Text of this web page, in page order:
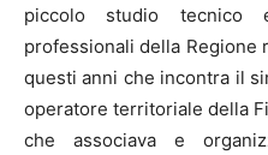
piccolo studio
professionali della Regione
questi anni che incontra il
operatore territoriale della
che associava e